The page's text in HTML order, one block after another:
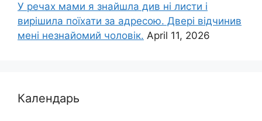
У речах мами я знайшла див ні листи і
вирішила поїхати за адресою. Двері відчинив
мені незнайомий чоловік. April 11, 2026
Календарь